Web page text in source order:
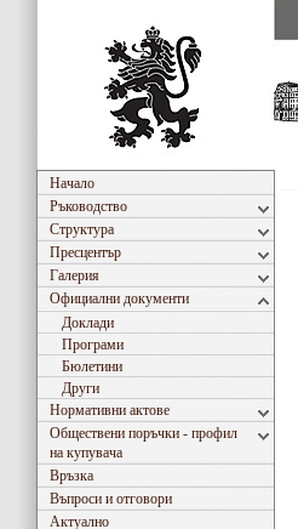
Начало
Ръководство
Структура
Пресцентър
Галерия
Официални документи
Доклади
Програми
Бюлетини
Други
Нормативни актове
Обществени поръчки - профил
на купувача
Връзка
Въпроси и отговори
Актуално